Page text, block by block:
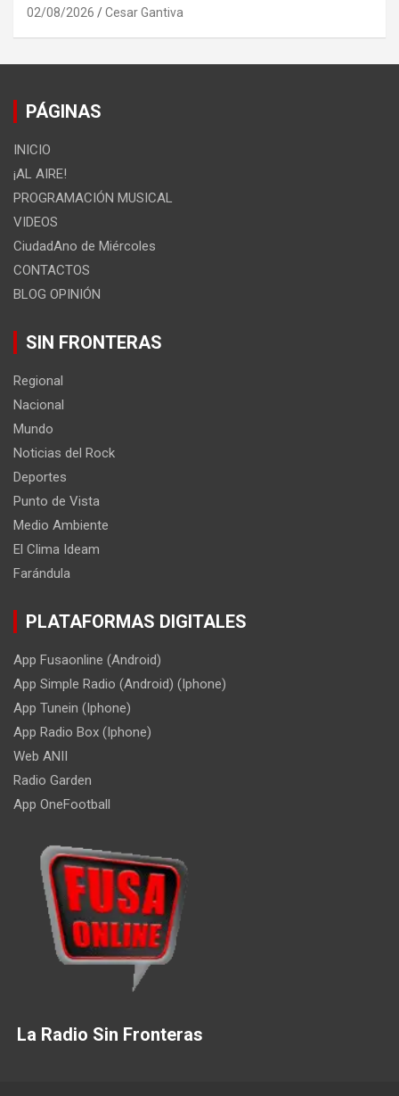
02/08/2026 Cesar Gantiva
PÁGINAS
INICIO
¡AL AIRE!
PROGRAMACIÓN MUSICAL
VIDEOS
CiudadAno de Miércoles
CONTACTOS
BLOG OPINIÓN
SIN FRONTERAS
Regional
Nacional
Mundo
Noticias del Rock
Deportes
Punto de Vista
Medio Ambiente
El Clima Ideam
Farándula
PLATAFORMAS DIGITALES
App Fusaonline (Android)
App Simple Radio (Android) (Iphone)
App Tunein (Iphone)
App Radio Box (Iphone)
Web ANII
Radio Garden
App OneFootball
La Radio Sin Fronteras